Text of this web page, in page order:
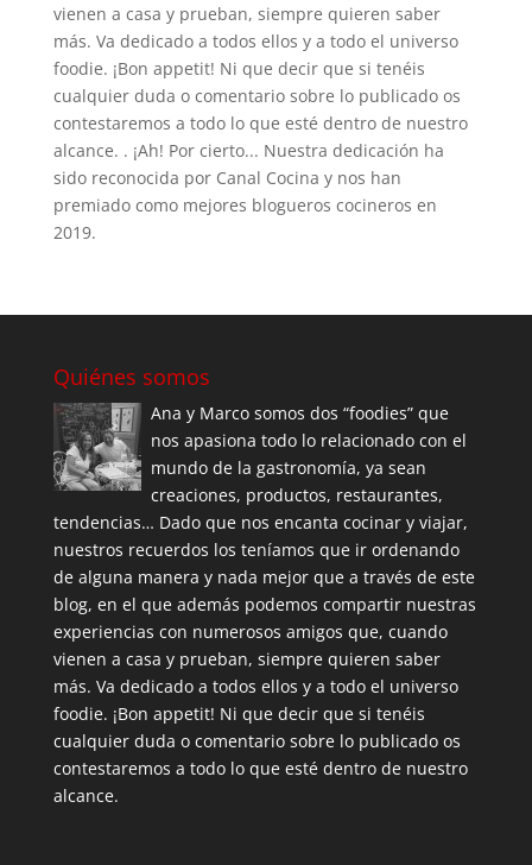
vienen a casa y prueban, siempre quieren saber
más. Va dedicado a todos ellos y a todo el universo
foodie. ¡Bon appetit! Ni que decir que si tenéis
cualquier duda o comentario sobre lo publicado os
contestaremos a todo lo que esté dentro de nuestro
alcance. . ¡Ah! Por cierto... Nuestra dedicación ha
sido reconocida por Canal Cocina y nos han
premiado como mejores blogueros cocineros en
2019.
Quiénes somos
Ana y Marco somos dos “foodies” que
nos apasiona todo lo relacionado con el
mundo de la gastronomía, ya sean
creaciones, productos, restaurantes,
tendencias… Dado que nos encanta cocinar y viajar,
nuestros recuerdos los teníamos que ir ordenando
de alguna manera y nada mejor que a través de este
blog, en el que además podemos compartir nuestras
experiencias con numerosos amigos que, cuando
vienen a casa y prueban, siempre quieren saber
más. Va dedicado a todos ellos y a todo el universo
foodie. ¡Bon appetit! Ni que decir que si tenéis
cualquier duda o comentario sobre lo publicado os
contestaremos a todo lo que esté dentro de nuestro
alcance.